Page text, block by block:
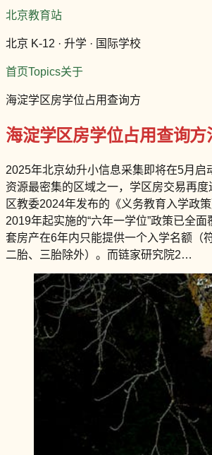
北京教育站
北京 K-12 · 升学 · 国际学校
首页Topics关于
海淀学区房学位占用查询方
海淀学区房学位占用查询
2025年北京幼升小信息采集即将在5月启
资源最密集的区域之一，学区房交易再
区教委2024年发布的《义务教育入学政
2019年起实施的“六年一学位”政策已全
套房产在6年内只能提供一个入学名额（
二胎、三胎除外）。而链家研究院2…